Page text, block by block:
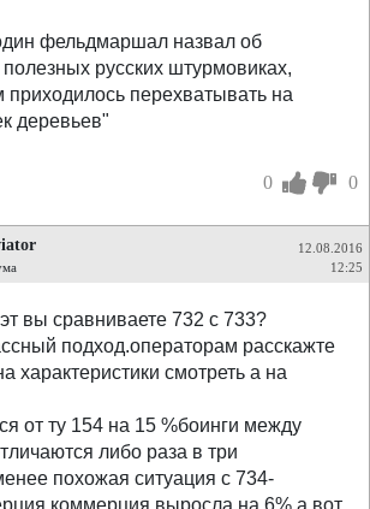
фельдмаршал назвал об
русских штурмовиках,
перехватывать на
деревьев"
0 0
12.08.2016
12:25
вы сравниваете 732 с 733?
подход.операторам расскажте
характеристики смотреть а на
от ту 154 на 15 %боинги между
либо раза в три
похожая ситуация с 734-
коммерция выросла на 6%.а вот